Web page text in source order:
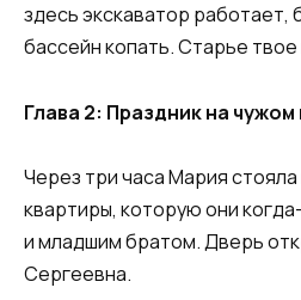
здесь экскаватор работает,
бассейн копать. Старье
Глава 2: Праздник на
Через три часа Мария
квартиры, которую они
и младшим братом. Дверь
Сергеевна.